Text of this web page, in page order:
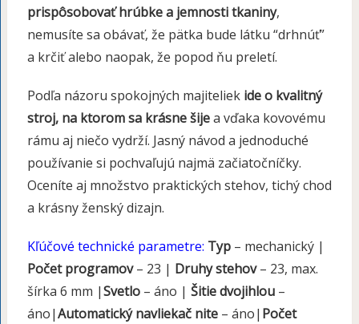
prispôsobovať hrúbke a jemnosti tkaniny,
nemusíte sa obávať, že pätka bude látku “drhnúť”
a krčiť alebo naopak, že popod ňu preletí.
Podľa názoru spokojných majiteliek ide o kvalitný
stroj, na ktorom sa krásne šijea vďaka kovovému
rámu aj niečo vydrží. Jasný návod a jednoduché
používanie si pochvaľujú najmä začiatočníčky.
Oceníte aj množstvo praktických stehov, tichý chod
a krásny ženský dizajn.
Kľúčové technické parametre: Typ– mechanický |
Počet programov– 23 | Druhy stehov– 23, max.
šírka 6 mm |Svetlo– áno | Šitie dvojihlou–
áno|Automatický navliekač nite– áno| Počet